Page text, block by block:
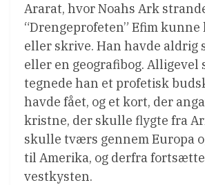
Ararat, hvor Noahs Ark
“Drengeprofeten” Efim
eller skrive. Han havde aldrig
eller en geografibog. Alligevel
tegnede han et profetisk
havde fået, og et kort, der
kristne, der skulle flygte fra
skulle tværs gennem Europa
til Amerika, og derfra
vestkysten.